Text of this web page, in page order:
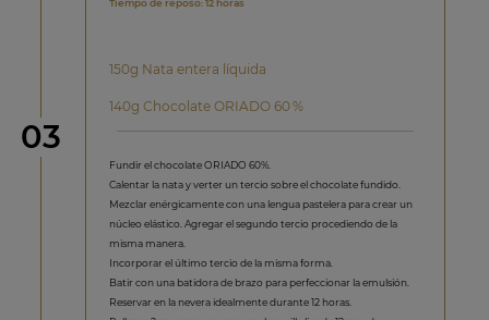
Paso
03
150g Nata entera líquida
140g Chocolate ORIADO 60 %
Fundir el chocolate ORIADO 60%.
Calentar la nata y verter un tercio sobre el chocolate fundido.
Mezclar enérgicamente con una lengua pastelera para crear un
núcleo elástico. Agregar el segundo tercio procediendo de la
misma manera.
Incorporar el último tercio de la misma forma.
Batir con una batidora de brazo para perfeccionar la emulsión.
Reservar en la nevera idealmente durante 12 horas.